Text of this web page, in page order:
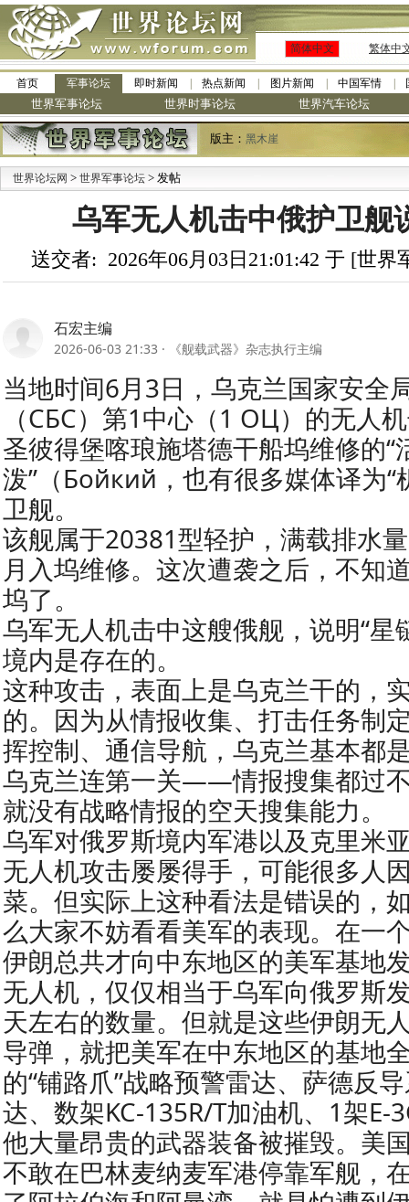
简体中文 繁体中
首页 军事论坛 即时新闻 热点新闻 图片新闻 中国军情
世界军事论坛 世界时事论坛 世界汽车论坛
版主： 黑木崖
世界论坛网 > 世界军事论坛 > 发帖
乌军无人机击中俄护卫舰
送交者: 2026年06月03日21:01:42 于 [世
石宏主编
2026-06-03 21:33 · 《舰载武器》杂志执行主编
当地时间6月3日，乌克兰国家安全
（СБС）第1中心（1 ОЦ）的无人
圣彼得堡喀琅施塔德干船坞维修的“
泼”（Бойкий，也有很多媒体译为“
卫舰。
该舰属于20381型轻护，满载排水
月入坞维修。这次遭袭之后，不知
坞了。
乌军无人机击中这艘俄舰，说明“星
境内是存在的。
这种攻击，表面上是乌克兰干的，
的。因为从情报收集、打击任务制
挥控制、通信导航，乌克兰基本都
乌克兰连第一关——情报搜集都过
就没有战略情报的空天搜集能力。
乌军对俄罗斯境内军港以及克里米
无人机攻击屡屡得手，可能很多人
菜。但实际上这种看法是错误的，
么大家不妨看看美军的表现。在一
伊朗总共才向中东地区的美军基地
无人机，仅仅相当于乌军向俄罗斯
天左右的数量。但就是这些伊朗无
导弹，就把美军在中东地区的基地
的“铺路爪”战略预警雷达、萨德反
达、数架KC-135R/T加油机、1架E-
他大量昂贵的武器装备被摧毁。美
不敢在巴林麦纳麦军港停靠军舰，